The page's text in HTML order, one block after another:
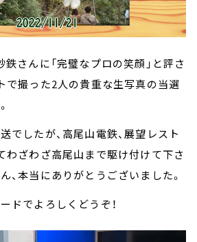
鉄さんに「完璧なプロの笑顔」と評さ
で撮った2人の貴重な生写真の当選
でしたが、高尾山電鉄、展望レスト
わざわざ高尾山まで駆け付けて下さ
、本当にありがとうございました。
ドでよろしくどうぞ！